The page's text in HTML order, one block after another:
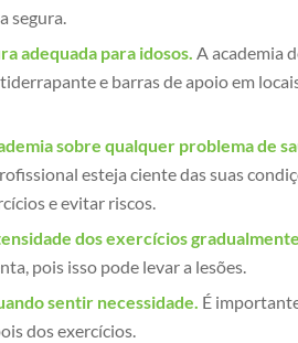
segura.
adequada para idosos. A academia
e barras de apoio em
sobre qualquer problema de
esteja ciente das suas
e evitar riscos.
dos exercícios
pois isso pode levar a lesões.
sentir necessidade. É
dos exercícios.